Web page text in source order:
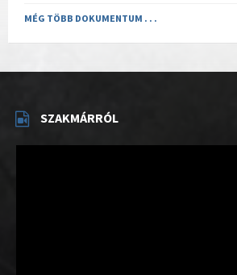
MÉG TÖBB DOKUMENTUM . . .
SZAKMÁRRÓL